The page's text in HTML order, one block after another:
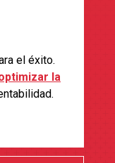
el éxito.
la